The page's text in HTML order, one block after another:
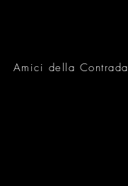
Amici della Contrada